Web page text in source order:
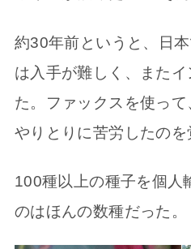
約30年前というと、日
は入手が難しく、また
た。ファックスを使っ
やりとりに苦労したのを
100種以上の種子を個人
のはほんの数種だった。